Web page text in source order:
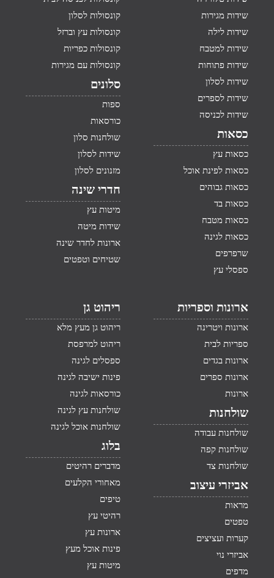
שידות מגירות
שידות לילה
שידות למטבח
שידות פתוחות
שידות לסלון
שידות לספרים
שידות לכניסה
כסאות
כסאות עץ
כסאות לפינת אוכל
כסאות גבוהים
כסאות בד
כסאות מטבח
כסאות לגינה
שרפרפים
ספסלי עץ
קונסולות לסלון
קונסולות עץ וברזל
קונסולות כפריות
קונסולות עם מגירות
סלונים
ספות
כורסאות
שולחנות סלון
שידות לסלון
מזנונים לסלון
חדרי שינה
מיטות עץ
שידות מיטה
ארונות לחדר שינה
שטיחים וטפטים
ארונות וספריות
ארונות ויטרינה
ספריות לבית
ארונות בגדים
ארונות ספרים
ארונות
שולחנות
שולחנות עבודה
שולחנות קפה
שולחנות צד
אביזרי עיצוב
מראות
טפטים
קערות ועציצים
אביזרי נוי
מדפים
ריהוט גן
ריהוט גן מעץ מלא
ריהוט למרפסת
ספסלים לגינה
פינות ישיבה לגינה
כורסאות לגינה
שולחנות עץ לגינה
שולחנות אוכל לגינה
בלוג
מדברים רהיטים
מאחורי הקלעים
טיפים
רהיטי עץ
ארונות עץ
פינות אוכל מעץ
מיטות עץ